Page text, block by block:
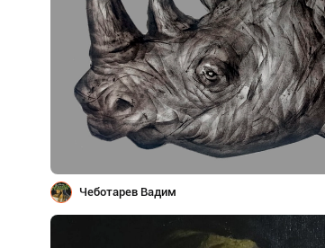
Чеботарев Вадим